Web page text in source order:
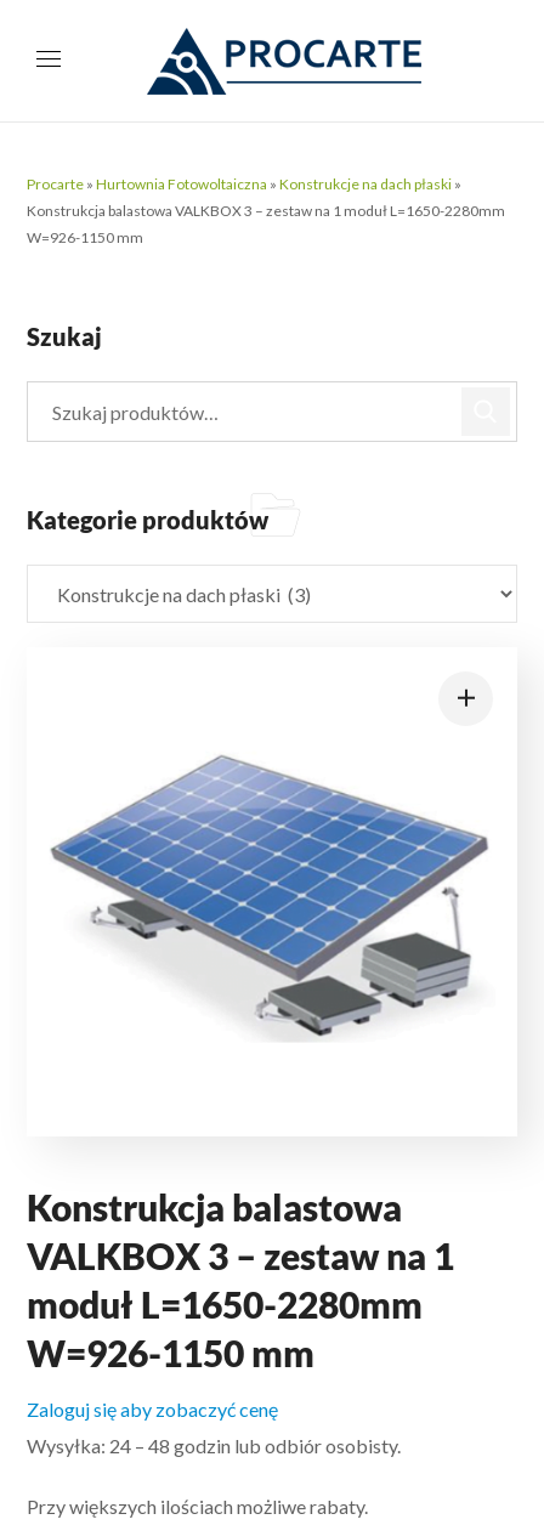
Procarte »Hurtownia Fotowoltaiczna »Konstrukcje na dach płaski »
Konstrukcja balastowa VALKBOX 3 – zestaw na 1 moduł L=1650-2280mm
W=926-1150 mm
Konstrukcja balastowa
VALKBOX 3 – zestaw na 1
moduł L=1650-2280mm
W=926-1150 mm
Zaloguj się aby zobaczyć cenę
Wysyłka: 24 – 48 godzin lub odbiór osobisty.
Przy większych ilościach możliwe rabaty.
Szukaj
Kategorie produktów